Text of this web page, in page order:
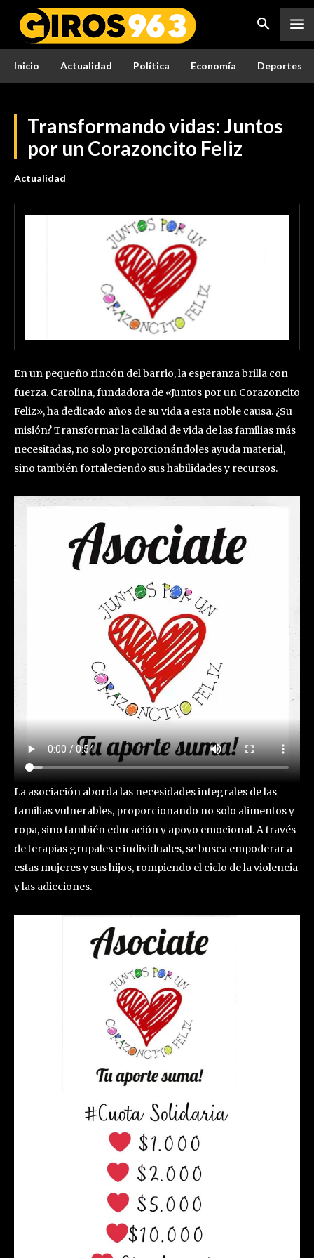
Inicio Actualidad Política Economía Deportes
Transformando vidas: Juntos
por un Corazoncito Feliz
Actualidad
En un pequeño rincón del barrio, la esperanza brilla con
fuerza. Carolina, fundadora de «Juntos por un Corazoncito
Feliz», ha dedicado años de su vida a esta noble causa. ¿Su
misión? Transformar la calidad de vida de las familias más
necesitadas, no solo proporcionándoles ayuda material,
sino también fortaleciendo sus habilidades y recursos.
La asociación aborda las necesidades integrales de las
familias vulnerables, proporcionando no solo alimentos y
ropa, sino también educación y apoyo emocional. A través
de terapias grupales e individuales, se busca empoderar a
estas mujeres y sus hijos, rompiendo el ciclo de la violencia
y las adicciones.